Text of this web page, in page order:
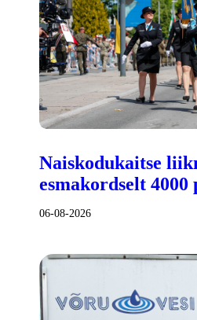
Naiskodukaitse
esmakordselt
06-08-2026